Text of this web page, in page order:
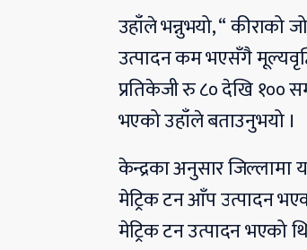
उहाँले भन्नुभयो, “ कीराको
उत्पादन कम भएसँगै
प्रतिकेजी रु ८० देखि १००
भएको उहाँले बताउनुभयो ।
केन्द्रका अनुसार
मेट्रिक टन आँप उत्पादन
मेट्रिक टन उत्पादन भएको